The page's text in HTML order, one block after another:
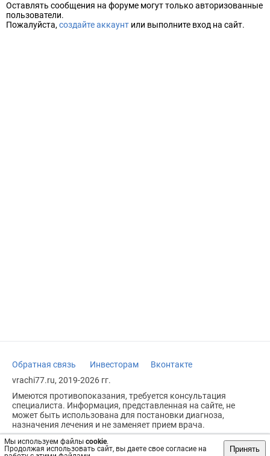
Мы используем файлы cookie.
Продолжая использовать сайт, вы даете свое согласие на
Принять
Оставлять сообщения на форуме могут только авторизованные
пользователи.
Пожалуйста, создайте аккаунт или выполните вход на сайт.
Обратная связь Инвесторам
Вконтакте
vrachi77.ru, 2019-2026 гг.
Имеются противопоказания, требуется консультация
специалиста. Информация, представленная на сайте, не
может быть использована для постановки диагноза,
назначения лечения и не заменяет прием врача.
Возрастное ограничение: 18+